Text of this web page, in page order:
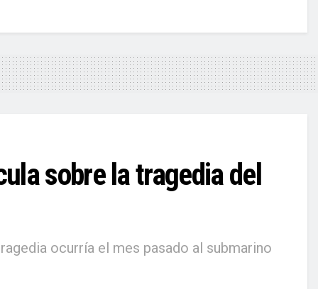
sobre la tragedia del
ocurría el mes pasado al submarino